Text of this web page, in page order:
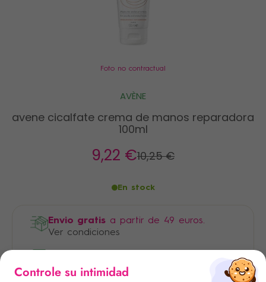
AVÈNE
avene cicalfate crema de manos reparadora
100ml
9,22 €10,25 €
En stock
Envio gratis a partir de 49 euros.
Ver condiciones
Foto no contractual
Crear lista de deseos ×
Iniciar sesión ×
Controle su intimidad